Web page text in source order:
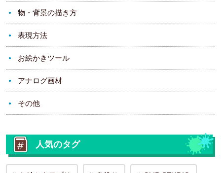
物・背景の描き方
表現方法
お絵かきツール
アナログ画材
その他
人気のタグ